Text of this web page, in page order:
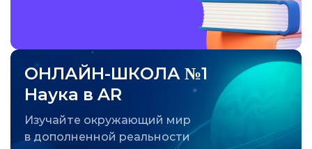
ОНЛАЙН-ШКОЛА №1
Наука в AR
Изучайте окружающий мир
в дополненной реальности